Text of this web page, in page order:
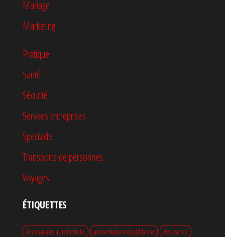
Mariage
Marketing
Pratique
Santé
Sécurité
Services entreprises
Spectacle
Transports de personnes
Voyages
ÉTIQUETTES
Accessoires automobile alimentation équilibrée
Assurance